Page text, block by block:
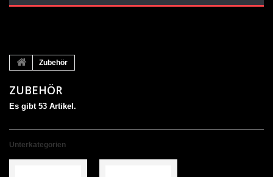
Zubehör
ZUBEHÖR
Es gibt 53 Artikel.
Unterkategorien